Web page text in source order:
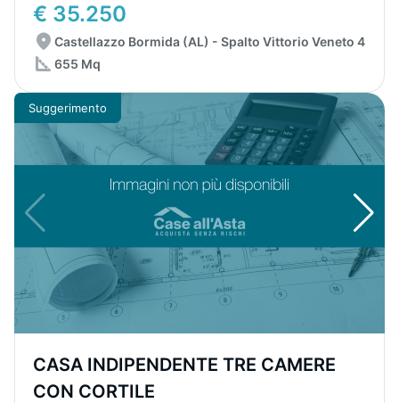
€ 35.250
Castellazzo Bormida (AL) - Spalto Vittorio Veneto 4
655 Mq
Suggerimento
CASA INDIPENDENTE TRE CAMERE
CON CORTILE